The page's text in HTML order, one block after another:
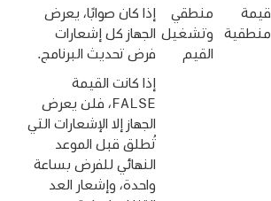
قيمة
منطقية
منطقي
وتشغيل
القيم
إذا كان صوابًا، يعرض
الجهاز كل إشعارات
فرض تحديث البرنامج.
إذا كانت القيمة
FALSE ، فلن يعرض
الجهاز إلا الإشعارات التي
تُطلق قبل الموعد
النهائي للفرض بساعة
واحدة، وإشعار العد